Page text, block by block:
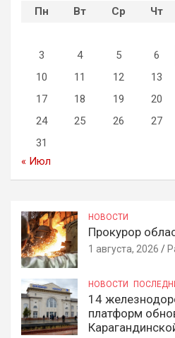
Пн Вт Ср Чт
3
4 5 6
10
11 12 13
17
18 19 20
24
25 26 27
31
« Июл
НОВОСТИ
Прокурор
1 августа, 2026
НОВОСТИ
14
платформ